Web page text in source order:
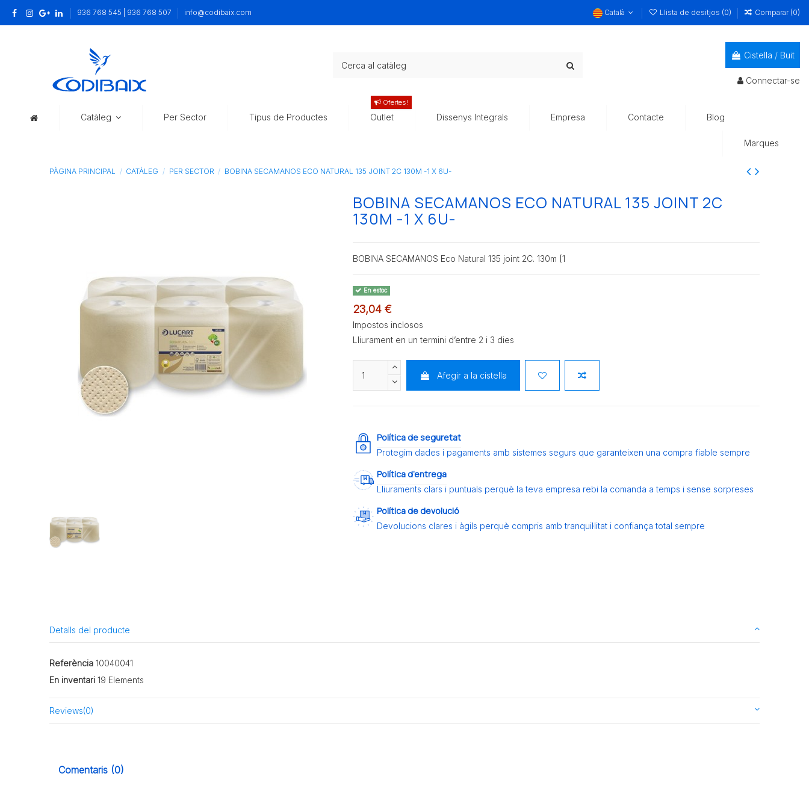
936 768 545 | 936 768 507 info@codibaix.com Català Llista de desitjos (0) Comparar (0)
Cistella / Buit
Connectar-se
Catàleg Per Sector Tipus de Productes Outlet
Ofertes!
Dissenys Integrals Empresa Contacte Blog
Marques
PÀGINA PRINCIPAL CATÀLEG PER SECTOR BOBINA SECAMANOS ECO NATURAL 135 JOINT 2C 130M -1 X 6U-
BOBINA SECAMANOS ECO NATURAL 135 JOINT 2C
130M -1 X 6U-
BOBINA SECAMANOS Eco Natural 135 joint 2C. 130m [1
En estoc
23,04 €
Impostos inclosos
Lliurament en un termini d’entre 2 i 3 dies
Afegir a la cistella
Política de seguretat
Protegim dades i pagaments amb sistemes segurs que garanteixen una compra fiable sempre
Política d’entrega
Lliuraments clars i puntuals perquè la teva empresa rebi la comanda a temps i sense sorpreses
Política de devolució
Devolucions clares i àgils perquè compris amb tranquil·litat i confiança total sempre
Detalls del producte
Referència 10040041
En inventari 19 Elements
Reviews(0)
Comentaris (0)